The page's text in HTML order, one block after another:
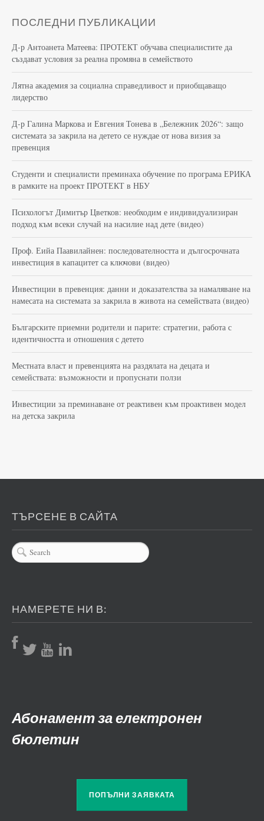
ПОСЛЕДНИ ПУБЛИКАЦИИ
Д-р Антоанета Матеева: ПРОТЕКТ обучава специалистите да
създават условия за реална промяна в семейството
Лятна академия за социална справедливост и приобщаващо
лидерство
Д-р Галина Маркова и Евгения Тонева в „Бележник 2026“: защо
системата за закрила на детето се нуждае от нова визия за
превенция
Студенти и специалисти преминаха обучение по програма ЕРИКА
в рамките на проект ПРОТЕКТ в НБУ
Психологът Димитър Цветков: необходим е индивидуализиран
подход към всеки случай на насилие над дете (видео)
Проф. Еийа Паавилайнен: последователността и дългосрочната
инвестиция в капацитет са ключови (видео)
Инвестиции в превенция: данни и доказателства за намаляване на
намесата на системата за закрила в живота на семействата (видео)
Българските приемни родители и парите: стратегии, работа с
идентичността и отношения с детето
Местната власт и превенцията на раздялата на децата и
семействата: възможности и пропуснати ползи
Инвестиции за преминаване от реактивен към проактивен модел
на детска закрила
ТЪРСЕНЕ В САЙТА
НАМЕРЕТЕ НИ В:
Абонамент за електронен
бюлетин
ПОПЪЛНИ ЗАЯВКАТА